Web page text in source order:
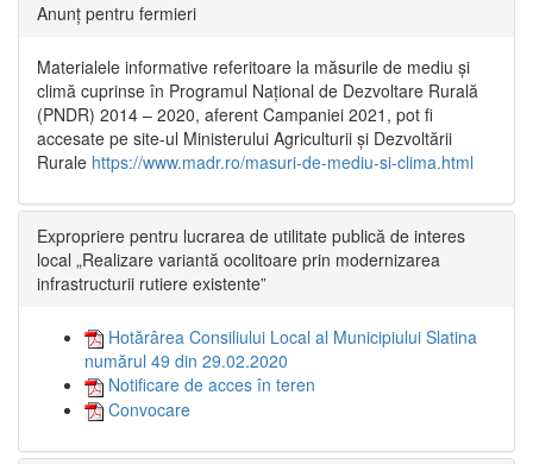
Anunț pentru fermieri
Materialele informative referitoare la măsurile de mediu și
climă cuprinse în Programul Național de Dezvoltare Rurală
(PNDR) 2014 – 2020, aferent Campaniei 2021, pot fi
accesate pe site-ul Ministerului Agriculturii și Dezvoltării
Rurale https://www.madr.ro/masuri-de-mediu-si-clima.html
Expropriere pentru lucrarea de utilitate publică de interes
local „Realizare variantă ocolitoare prin modernizarea
infrastructurii rutiere existente”
Hotărârea Consiliului Local al Municipiului Slatina
numărul 49 din 29.02.2020
Notificare de acces în teren
Convocare